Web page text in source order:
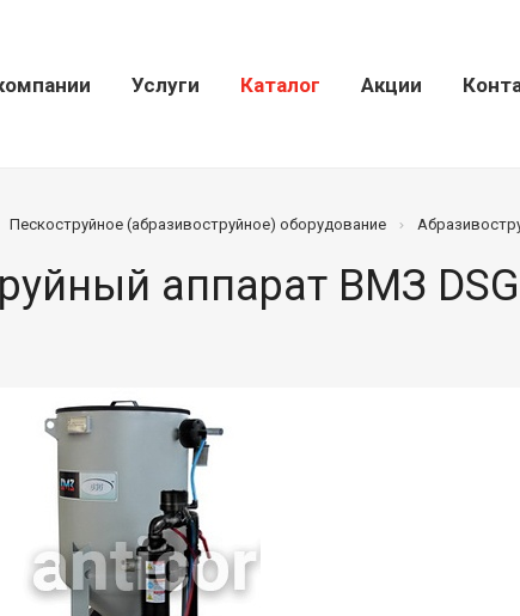
Услуги Каталог Акции
Пескоструйное (абразивоструйное) оборудование
аппарат ВМЗ